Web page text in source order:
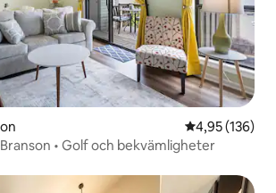
4,95 av 5 i
4,95 (136)
• Golf och bekvämligheter